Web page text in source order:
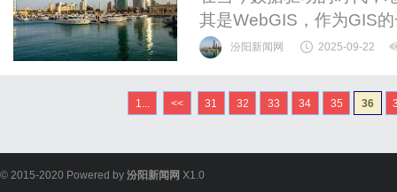
其是WebGIS，作为GIS
论是在城市规划、环境监
志于进入这一领域的开发
析。什么是WebGIS？
汾阳新闻网 2025-09-22
1... << 31 32 33 34 35 36
© 2015-2020 Powered by 汾阳新闻网 X1.0